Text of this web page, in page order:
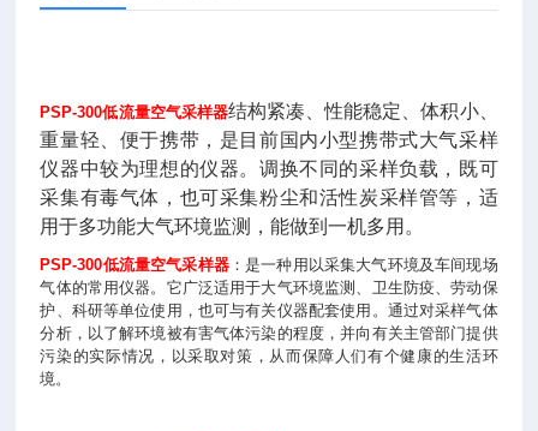
PSP-300低流量空气采样器结构紧凑、性能稳定、体积小、
重量轻、便于携带，是目前国内小型携带式大气采样
仪器中较为理想的仪器。调换不同的采样负载，既可
采集有毒气体，也可采集粉尘和活性炭采样管等，适
用于多功能大气环境监测，能做到一机多用。
PSP-300低流量空气采样器：是一种用以采集大气环境及车间现场
气体的常用仪器。它广泛适用于大气环境监测、卫生防疫、劳动保
护、科研等单位使用，也可与有关仪器配套使用。通过对采样气体
分析，以了解环境被有害气体污染的程度，并向有关主管部门提供
污染的实际情况，以采取对策，从而保障人们有个健康的生活环
境。